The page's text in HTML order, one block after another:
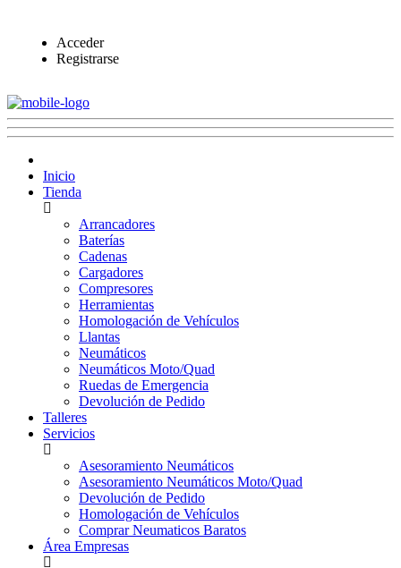
Acceder
Registrarse
Inicio
Tienda
Arrancadores
Baterías
Cadenas
Cargadores
Compresores
Herramientas
Homologación de Vehículos
Llantas
Neumáticos
Neumáticos Moto/Quad
Ruedas de Emergencia
Devolución de Pedido
Talleres
Servicios
Asesoramiento Neumáticos
Asesoramiento Neumáticos Moto/Quad
Devolución de Pedido
Homologación de Vehículos
Comprar Neumaticos Baratos
Área Empresas